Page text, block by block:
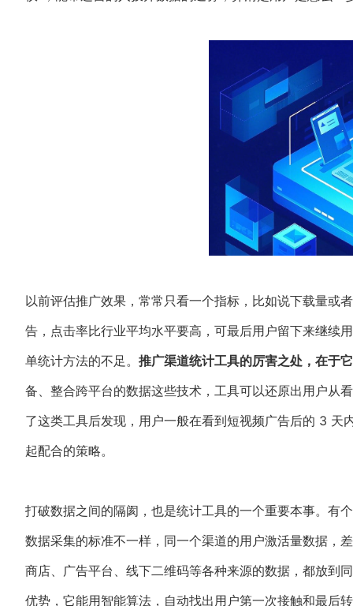
以前评估推广效果，常常只看一个指标，比如说下载量或
告，点击率比行业平均水平要高，可最后用户留下来继续
单统计方法的不足。 推广渠道统计工具的厉害之处，在于
备、整合跨平台的数据这些技术，工具可以还原出用户从
了这类工具后发现，用户一般在看到短视频广告后的 3
起配合的策略。
打破数据之间的隔阂，也是统计工具的一个重要本事。有
数据采集的标准不一样，同一个渠道的用户激活量数据，
商店、广告平台、线下二维码等各种来源的数据，都放到
优势，它能用智能算法，自动找出用户第一次接触和最后